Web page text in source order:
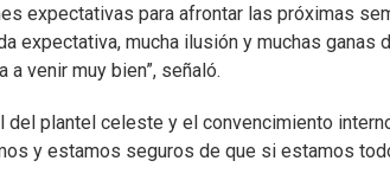
expectativas para afrontar las próximas
expectativa, mucha ilusión y muchas ganas
venir muy bien”, señaló.
plantel celeste y el convencimiento
y estamos seguros de que si estamos